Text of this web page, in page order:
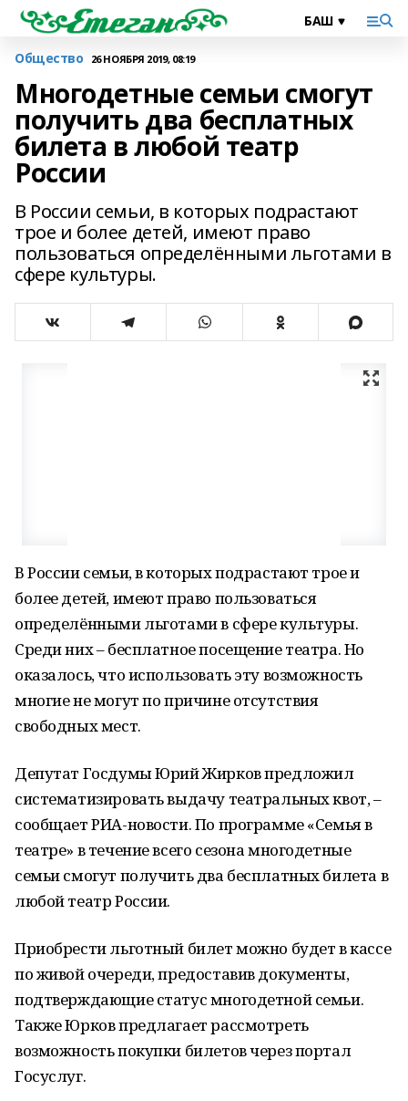
Общество 26 НОЯБРЯ 2019, 08:19
Многодетные семьи смогут
получить два бесплатных
билета в любой театр
России
В России семьи, в которых подрастают
трое и более детей, имеют право
пользоваться определёнными льготами в
сфере культуры.
В России семьи, в которых подрастают трое и
более детей, имеют право пользоваться
определёнными льготами в сфере культуры.
Среди них – бесплатное посещение театра. Но
оказалось, что использовать эту возможность
многие не могут по причине отсутствия
свободных мест.
Депутат Госдумы Юрий Жирков предложил
систематизировать выдачу театральных квот, –
сообщает РИА-новости. По программе «Семья в
театре» в течение всего сезона многодетные
семьи смогут получить два бесплатных билета в
любой театр России.
Приобрести льготный билет можно будет в кассе
по живой очереди, предоставив документы,
подтверждающие статус многодетной семьи.
Также Юрков предлагает рассмотреть
возможность покупки билетов через портал
Госуслуг.